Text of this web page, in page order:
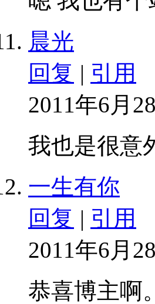
晨光
回复 | 引用
2011年6月
我也是很意
一生有你
回复 | 引用
2011年6月
恭喜博主啊。